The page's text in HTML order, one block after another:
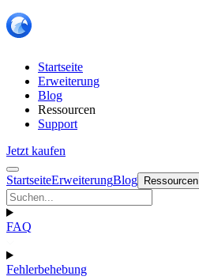
Startseite
Erweiterung
Blog
Ressourcen
Support
Jetzt kaufen
StartseiteErweiterungBlog Ressourcen
FAQ
Fehlerbehebung